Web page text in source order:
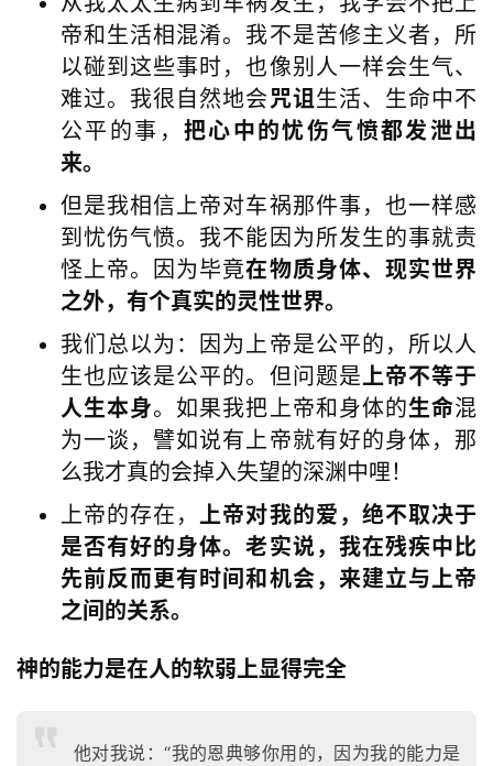
帝和生活相混淆。我不是苦修主义者，所
以碰到这些事时，也像别人一样会生气、
难过。我很自然地会咒诅生活、生命中不
公平的事， 把心中的忧伤气愤都发泄出
来。
但是我相信上帝对车祸那件事，也一样感
到忧伤气愤。我不能因为所发生的事就责
怪上帝。因为毕竟在物质身体、现实世界
之外，有个真实的灵性世界。
我们总以为：因为上帝是公平的，所以人
生也应该是公平的。但问题是上帝不等于
人生本身。如果我把上帝和身体的生命混
为一谈，譬如说有上帝就有好的身体，那
么我才真的会掉入失望的深渊中哩！
上帝的存在，上帝对我的爱，绝不取决于
是否有好的身体。老实说，我在残疾中比
先前反而更有时间和机会，来建立与上帝
之间的关系。
神的能力是在人的软弱上显得完全
他对我说：“我的恩典够你用的，因为我的能力是